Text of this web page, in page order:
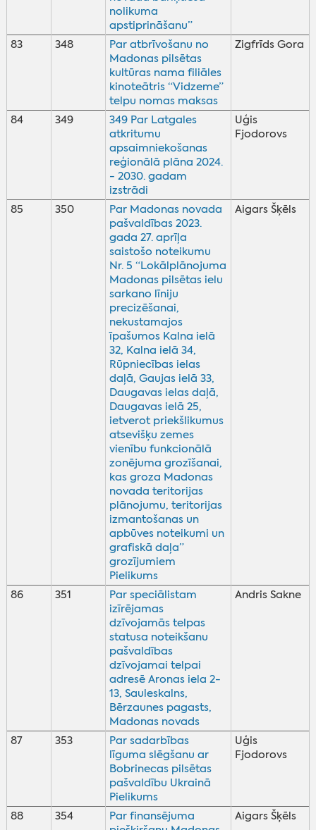
nolikuma
apstiprināšanu”
83 348
Par atbrīvošanu no
Madonas pilsētas
kultūras nama filiāles
kinoteātris “Vidzeme”
telpu nomas maksas
Zigfrīds Gora
84 349
349 Par Latgales
atkritumu
apsaimniekošanas
reģionālā plāna 2024.
- 2030. gadam
izstrādi
Uģis
Fjodorovs
85 350
Par Madonas novada
pašvaldības 2023.
gada 27. aprīļa
saistošo noteikumu
Nr. 5 “Lokālplānojuma
Madonas pilsētas ielu
sarkano līniju
precizēšanai,
nekustamajos
īpašumos Kalna ielā
32, Kalna ielā 34,
Rūpniecības ielas
daļā, Gaujas ielā 33,
Daugavas ielas daļā,
Daugavas ielā 25,
ietverot priekšlikumus
atsevišķu zemes
vienību funkcionālā
zonējuma grozīšanai,
kas groza Madonas
novada teritorijas
plānojumu, teritorijas
izmantošanas un
apbūves noteikumi un
grafiskā daļa”
grozījumiem
Pielikums
Aigars Šķēls
86 351
Par speciālistam
izīrējamas
dzīvojamās telpas
statusa noteikšanu
pašvaldības
dzīvojamai telpai
adresē Aronas iela 2-
13, Sauleskalns,
Bērzaunes pagasts,
Madonas novads
Andris Sakne
87 353
Par sadarbības
līguma slēgšanu ar
Bobrinecas pilsētas
pašvaldību Ukrainā
Pielikums
Uģis
Fjodorovs
88 354
Par finansējuma
Aigars Šķēls